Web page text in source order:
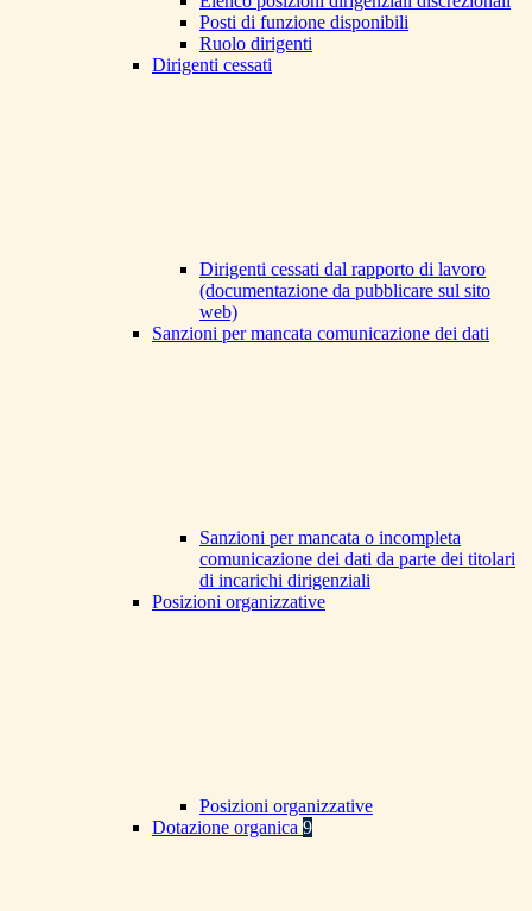
Posti di funzione disponibili
Ruolo dirigenti
Dirigenti cessati
Dirigenti cessati dal rapporto di lavoro
(documentazione da pubblicare sul sito
web)
Sanzioni per mancata comunicazione dei dati
Sanzioni per mancata o incompleta
comunicazione dei dati da parte dei titolari
di incarichi dirigenziali
Posizioni organizzative
Posizioni organizzative
Dotazione organica 9